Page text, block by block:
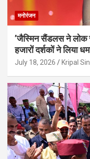
मनोरंजन
’जैस्मिन सैंडलस ने लोक
हजारों दर्शकों ने लिया
July 18, 2026 Kripal